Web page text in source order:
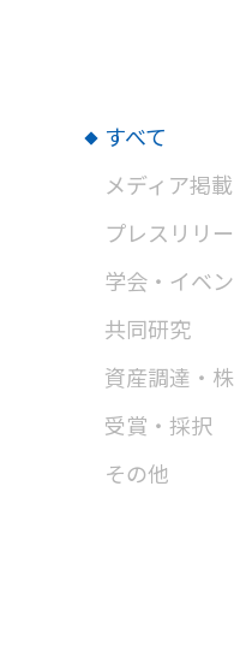
すべて
メディア掲載
プレスリリ
学会・イベ
共同研究
資産調達・
受賞・採択
その他